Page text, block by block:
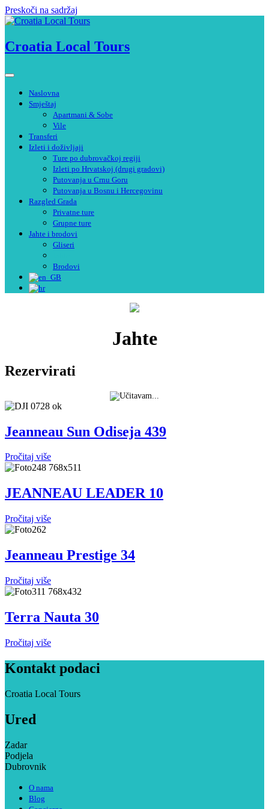
Preskoči na sadržaj
Croatia Local Tours
Naslovna
Smještaj
Apartmani & Sobe
Vile
Transferi
Izleti i doživljaji
Ture po dubrovačkoj regiji
Izleti po Hrvatskoj (drugi gradovi)
Putovanja u Crnu Goru
Putovanja u Bosnu i Hercegovinu
Razgled Grada
Privatne ture
Grupne ture
Jahte i brodovi
Gliseri
Brodovi
Jahte
Rezervirati
Jeanneau Sun Odiseja 439
Pročitaj više
JEANNEAU LEADER 10
Pročitaj više
Jeanneau Prestige 34
Pročitaj više
Terra Nauta 30
Pročitaj više
Kontakt podaci
Croatia Local Tours
Ured
Zadar
Podjela
Dubrovnik
O nama
Blog